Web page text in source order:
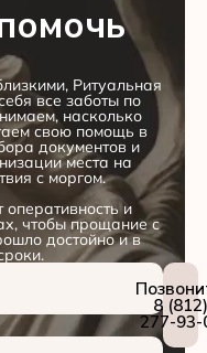
Ритуальная
все заботы по
насколько
свою помощь в
документов и
места на
с моргом.
и
чтобы прощание с
достойно и в
8 (812)
277-93-